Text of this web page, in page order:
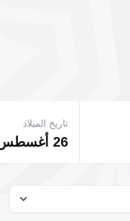
26 أغسطس 2006
تاريخ الميلاد